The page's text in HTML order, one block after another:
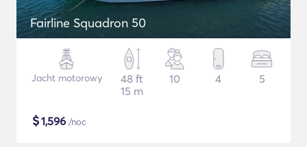
Fairline Squadron 50
Jacht motorowy
48 ft
15 m
10 4 5
$1,596 /noc